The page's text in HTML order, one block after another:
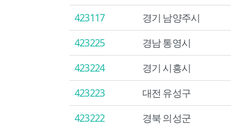
423117
경기 남양주시
423225
경남 통영시
423224
경기 시흥시
423223
대전 유성구
423222
경북 의성군